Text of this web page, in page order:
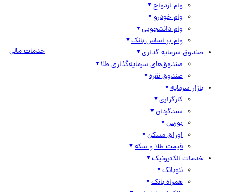
وام ازدواج
وام خودرو
وام دانشجویی
وام بر اساس بانک
صندوق سرمایه گذاری
صندوق‌های سرمایه‌گذاری طلا
صندوق نقره
بازار سرمایه
کارگزاری
سبدگردان
بورس
اوراق مسکن
قیمت طلا و سکه
خدمات الکترونیک
نئوبانک
همراه بانک
خدمات مالی